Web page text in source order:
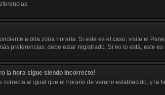
a otra zona horaria. Si este es el caso, visite el
preferencias, debe estar registrado. Si no lo está, este
la hora sigue siendo incorrecto!
al igual que el horario de verano establecido, y